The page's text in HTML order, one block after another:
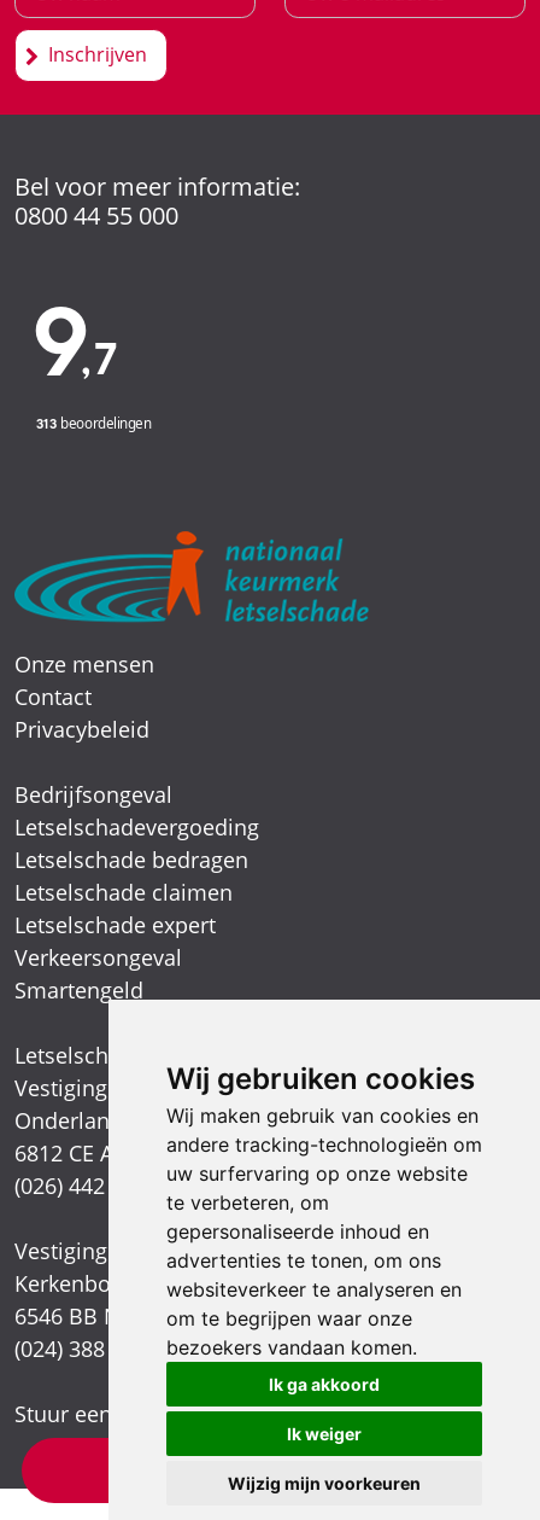
Wij gebruiken cookies
Wij maken gebruik van cookies en
andere tracking-technologieën om
uw surfervaring op onze website
te verbeteren, om
gepersonaliseerde inhoud en
advertenties te tonen, om ons
websiteverkeer te analyseren en
om te begrijpen waar onze
bezoekers vandaan komen.
Ik ga akkoord
Ik weiger
Wijzig mijn voorkeuren
Inschrijven
×
Bel voor meer informatie:
0800 44 55 000
Onze mensen
Contact
Privacybeleid
Bedrijfsongeval
Letselschadevergoeding
Letselschade bedragen
Letselschade claimen
Letselschade expert
Verkeersongeval
Smartengeld
Letselschadespecialist
Vestiging Arnhem
Onderlangs 1
6812 CE Arnhem
(026) 442 39 13
Vestiging Nijmegen
Kerkenbos 1021
6546 BB Nijmegen
(024) 388 66 80
Stuur een e-mail